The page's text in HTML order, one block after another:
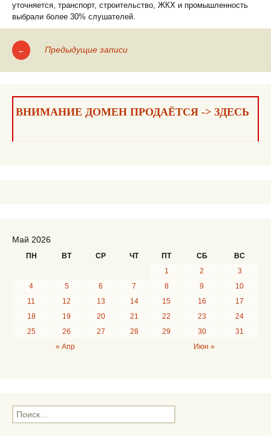
уточняется, транспорт, строительство, ЖКХ и промышленность
выбрали более 30% слушателей.
Навигация
записям
← Предыдущие записи
ВНИМАНИЕ ДОМЕН ПРОДАЁТСЯ -> ЗДЕСЬ
Май 2026
ПН ВТ СР ЧТ ПТ СБ ВС
« Апр Июн »
1 2
3
4
5 6 7 8 9
10
11
12 13 14 15 16
17
18
19 20 21 22 23
24
25
26 27 28 29 30 31
Н
а